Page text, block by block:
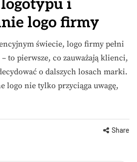
i
logo firmy
świecie, logo firmy pełni
to pierwsze, co zauważają klienci,
o dalszych losach marki.
logo nie tylko przyciąga uwagę,
Share